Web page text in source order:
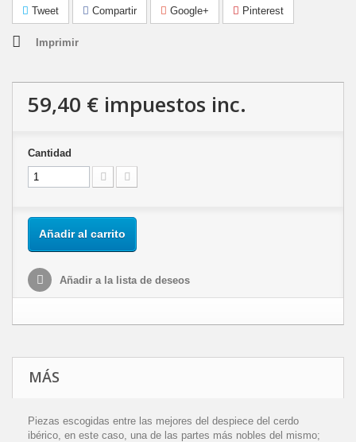
Tweet Compartir Google+ Pinterest
Imprimir
59,40 € impuestos inc.
Cantidad
Añadir al carrito
Añadir a la lista de deseos
MÁS
Piezas escogidas entre las mejores del despiece del cerdo
ibérico, en este caso, una de las partes más nobles del mismo;